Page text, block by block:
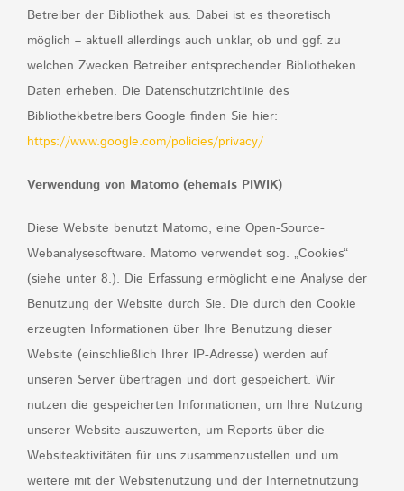
Betreiber der Bibliothek aus. Dabei ist es theoretisch
möglich – aktuell allerdings auch unklar, ob und ggf. zu
welchen Zwecken Betreiber entsprechender Bibliotheken
Daten erheben. Die Datenschutzrichtlinie des
Bibliothekbetreibers Google finden Sie hier:
https://www.google.com/policies/privacy/
Verwendung von Matomo (ehemals PIWIK)
Diese Website benutzt Matomo, eine Open-Source-
Webanalysesoftware. Matomo verwendet sog. „Cookies“
(siehe unter 8.). Die Erfassung ermöglicht eine Analyse der
Benutzung der Website durch Sie. Die durch den Cookie
erzeugten Informationen über Ihre Benutzung dieser
Website (einschließlich Ihrer IP-Adresse) werden auf
unseren Server übertragen und dort gespeichert. Wir
nutzen die gespeicherten Informationen, um Ihre Nutzung
unserer Website auszuwerten, um Reports über die
Websiteaktivitäten für uns zusammenzustellen und um
weitere mit der Websitenutzung und der Internetnutzung